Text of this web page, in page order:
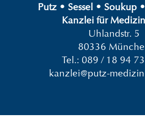
Putz • Sessel • Soukup •
Kanzlei für
Uhlandstr. 5
80336
Tel.:089 / 18 94
kanzlei@putz-